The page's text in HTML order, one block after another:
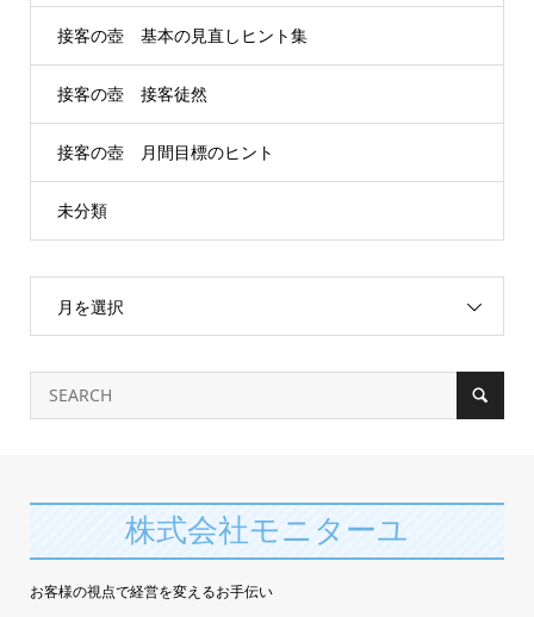
接客の壺 基本の見直しヒント集
接客の壺 接客徒然
接客の壺 月間目標のヒント
未分類
月を選択
株式会社モニターユ
お客様の視点で経営を変えるお手伝い